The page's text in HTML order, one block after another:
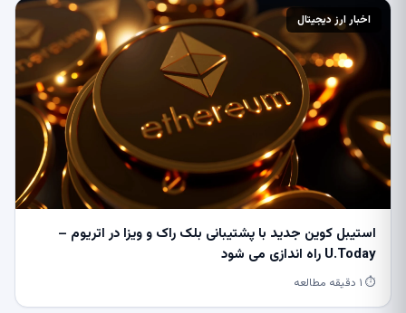
اخبار ارز دیجیتال
استیبل کوین جدید با پشتیبانی بلک راک و ویزا در اتریوم –
U.Today راه اندازی می شود
⏱ ۱ دقیقه مطالعه